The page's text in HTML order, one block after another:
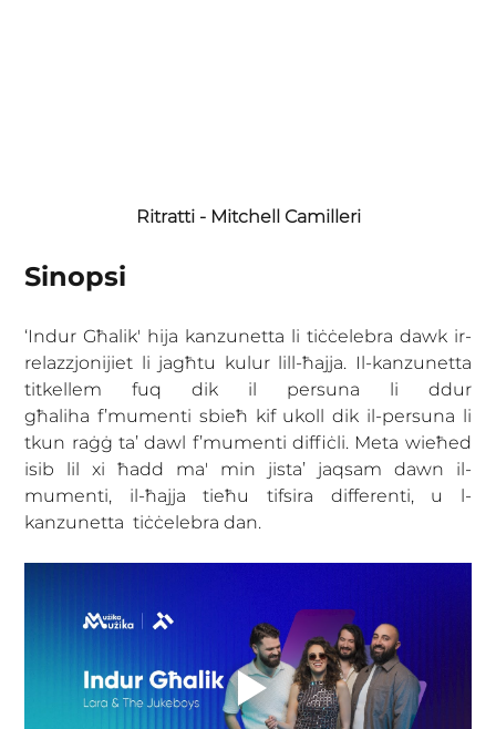
Ritratti - Mitchell Camilleri
Sinopsi
‘Indur Għalik' hija kanzunetta li tiċċelebra dawk ir-
relazzjonijiet li jagħtu kulur lill-ħajja. Il-kanzunetta
titkellem fuq dik il persuna li ddur
għaliha f’mumenti sbieħ kif ukoll dik il-persuna li
tkun raġġ ta’ dawl f’mumenti diffiċli. Meta wieħed
isib lil xi ħadd ma' min jista’ jaqsam dawn il-
mumenti, il-ħajja tieħu tifsira differenti, u l-
kanzunetta  tiċċelebra dan.